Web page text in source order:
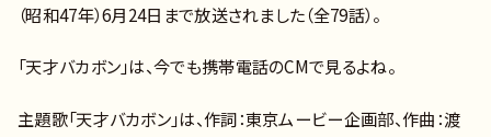
（昭和47年）6月24日まで放送されました（全79話）。
「天才バカボン」は、今でも携帯電話のCMで見るよね。
主題歌「天才バカボン」は、作詞：東京ムービー企画部、作曲：渡